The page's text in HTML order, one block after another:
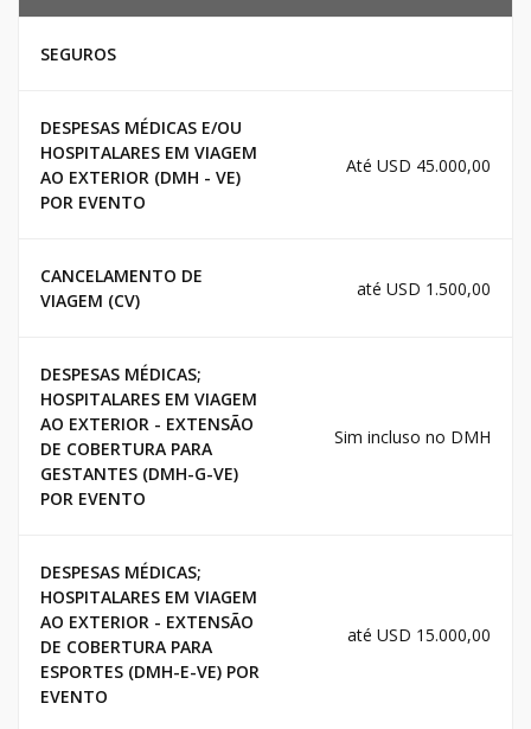
SEGUROS
DESPESAS MÉDICAS E/OU
HOSPITALARES EM VIAGEM
AO EXTERIOR (DMH - VE)
POR EVENTO
Até USD 45.000,00
CANCELAMENTO DE
VIAGEM (CV)
até USD 1.500,00
DESPESAS MÉDICAS;
HOSPITALARES EM VIAGEM
AO EXTERIOR - EXTENSÃO
DE COBERTURA PARA
GESTANTES (DMH-G-VE)
POR EVENTO
Sim incluso no DMH
DESPESAS MÉDICAS;
HOSPITALARES EM VIAGEM
AO EXTERIOR - EXTENSÃO
DE COBERTURA PARA
ESPORTES (DMH-E-VE) POR
EVENTO
até USD 15.000,00